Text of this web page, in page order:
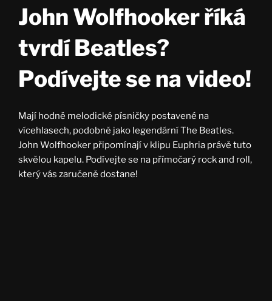
John Wolfhooker říká
tvrdí Beatles?
Podívejte se na video!
Mají hodně melodické písničky postavené na
vícehlasech, podobně jako legendární The Beatles.
John Wolfhooker připomínají v klipu Euphria právě tuto
skvělou kapelu. Podívejte se na přímočarý rock and roll,
který vás zaručeně dostane!